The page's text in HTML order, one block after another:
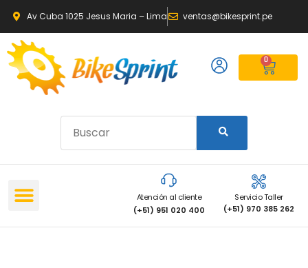
Av Cuba 1025 Jesus Maria – Lima ventas@bikesprint.pe
0
Atención al cliente
(+51) 951 020 400
Servicio Taller
(+51) 970 385 262